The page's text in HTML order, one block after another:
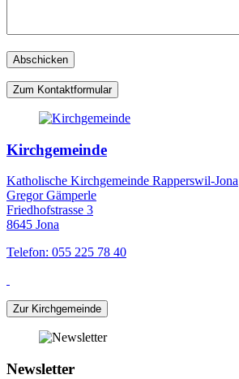
Zum Kontaktformular
Kirchgemeinde
Katholische Kirchgemeinde Rapperswil-Jona
Gregor Gämperle
Friedhofstrasse 3
8645 Jona
Telefon: 055 225 78 40
Zur Kirchgemeinde
Newsletter